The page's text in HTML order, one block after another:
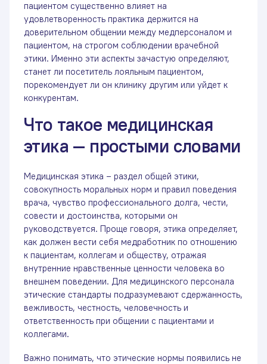
пациентом существенно влияет на
удовлетворенность практика держится на
доверительном общении между медперсоналом и
пациентом, на строгом соблюдении врачебной
этики. Именно эти аспекты зачастую определяют,
станет ли посетитель лояльным пациентом,
порекомендует ли он клинику другим или уйдет к
конкурентам.
Что такое медицинская
этика — простыми словами
Медицинская этика – раздел общей этики,
совокупность моральных норм и правил поведения
врача, чувство профессионального долга, чести,
совести и достоинства, которыми он
руководствуется. Проще говоря, этика определяет,
как должен вести себя медработник по отношению
к пациентам, коллегам и обществу, отражая
внутренние нравственные ценности человека во
внешнем поведении. Для медицинского персонала
этические стандарты подразумевают сдержанность,
вежливость, честность, человечность и
ответственность при общении с пациентами и
коллегами.
Важно понимать, что этические нормы появились не
Введите номер телефона и нажмите
кнопку«Крутить колесо»
Крутить колесо
Cогласен/а на обработку персональных данных